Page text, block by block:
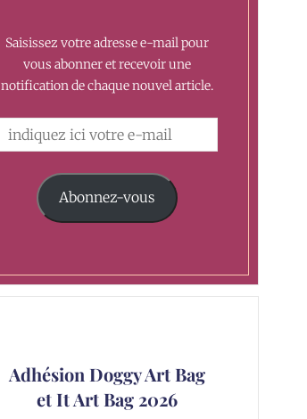
Saisissez votre adresse e-mail pour
vous abonner et recevoir une
notification de chaque nouvel article.
Abonnez-vous
Adhésion Doggy Art Bag
et It Art Bag 2026